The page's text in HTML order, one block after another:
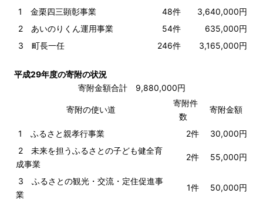
1 金栗四三顕彰事業
48件
3,640,000円
2 あいのりくん運用事業
54件
635,000円
3 町長一任
246件 3,165,000円
平成29年度の寄附の状況
寄附金額合計 9,880,000円
寄附の使い道
寄附件
数
寄附金額
1 ふるさと親孝行事業 2件
30,000円
2 未来を担うふるさとの子ども健全育
成事業
2件 55,000円
3 ふるさとの観光・交流・定住促進事
業
1件 50,000円